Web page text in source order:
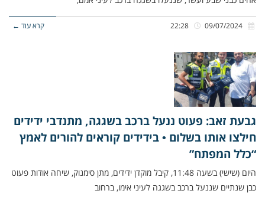
קרא עוד ←
גבעת זאב: פעוט ננעל ברכב בשגגה, מתנדבי ידידים
חילצו אותו בשלום • בידידים קוראים להורים לאמץ
“כלל המפתח”
היום (שישי) בשעה 11:48, קיבל מוקדן ידידים, מתן סימנוק, שיחה אודות פעוט
כבן שנתיים שננעל ברכב בשגגה לעיני אימו, ברחוב